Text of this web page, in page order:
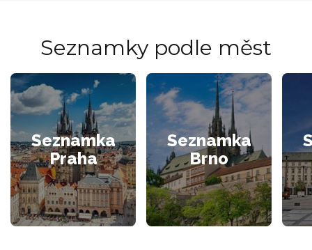
Seznamky podle měst
Seznamka
Praha
Seznamka
Brno